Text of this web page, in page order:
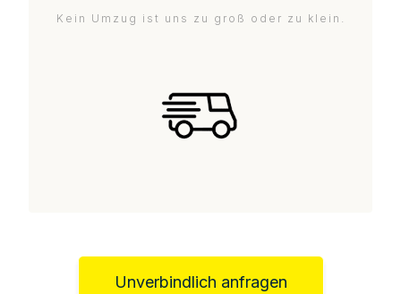
Kein Umzug ist uns zu groß oder zu klein.
Unverbindlich anfragen